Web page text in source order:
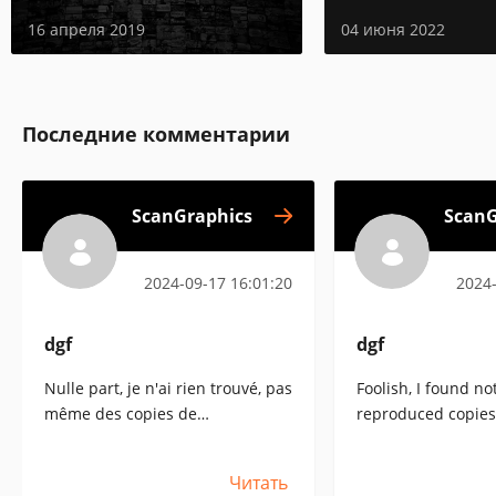
16 апреля 2019 04 июня 2022
Последние комментарии
ScanGraphics
2024-09-17 16:01:20
dgf
Nulle part, je n'ai rien trouvé, pas
même des copies de
Читать
dgf
Foolish, I found
reproduced